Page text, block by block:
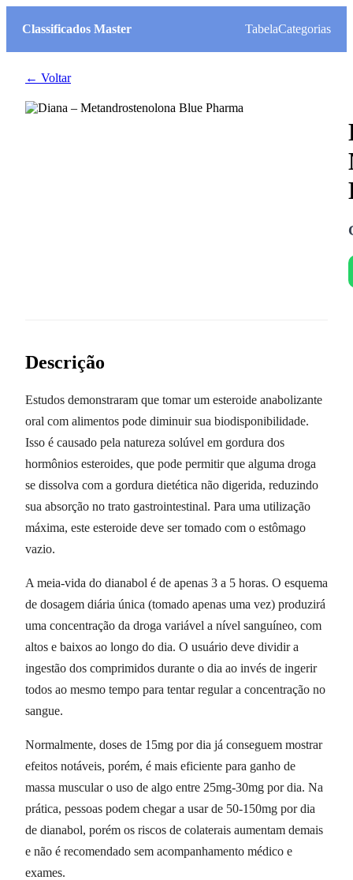
Classificados Master TabelaCategorias
← Voltar
Descrição
Estudos demonstraram que tomar um esteroide anabolizante
oral com alimentos pode diminuir sua biodisponibilidade.
Isso é causado pela natureza solúvel em gordura dos
hormônios esteroides, que pode permitir que alguma droga
se dissolva com a gordura dietética não digerida, reduzindo
sua absorção no trato gastrointestinal. Para uma utilização
máxima, este esteroide deve ser tomado com o estômago
vazio.
A meia-vida do dianabol é de apenas 3 a 5 horas. O esquema
de dosagem diária única (tomado apenas uma vez) produzirá
uma concentração da droga variável a nível sanguíneo, com
altos e baixos ao longo do dia. O usuário deve dividir a
ingestão dos comprimidos durante o dia ao invés de ingerir
todos ao mesmo tempo para tentar regular a concentração no
sangue.
Normalmente, doses de 15mg por dia já conseguem mostrar
efeitos notáveis, porém, é mais eficiente para ganho de
massa muscular o uso de algo entre 25mg-30mg por dia. Na
prática, pessoas podem chegar a usar de 50-150mg por dia
de dianabol, porém os riscos de colaterais aumentam demais
e não é recomendado sem acompanhamento médico e
exames.